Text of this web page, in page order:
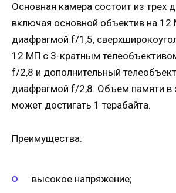
Основная камера состоит из трех
включая основной объектив на
диафрагмой f/1,5,
12 МП с 3-кратным
f/2,8 и дополнительный
диафрагмой f/2,8. Объем памяти в
может достигать 1 терабайта.
Преимущества:
высокое напряжение;